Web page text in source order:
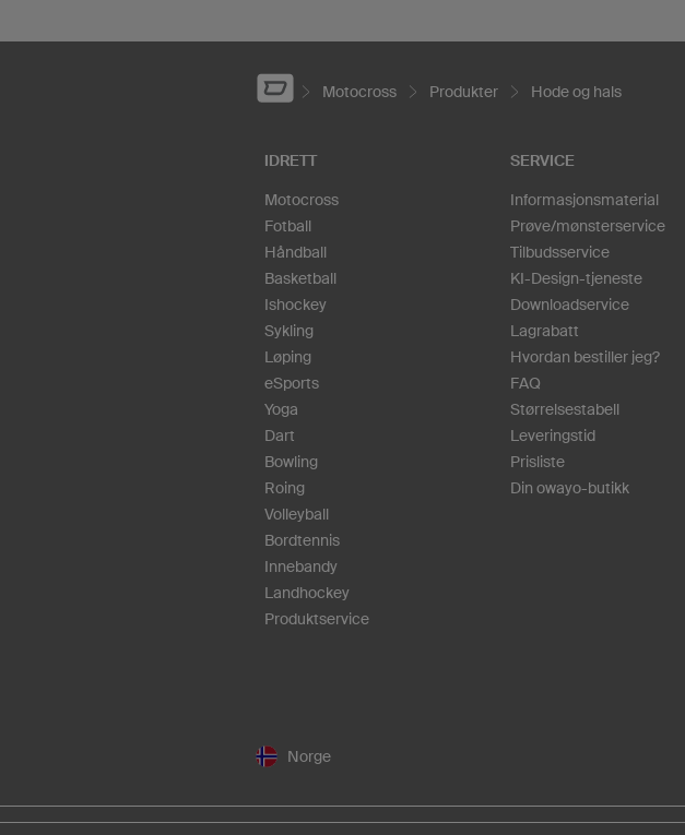
Motocross Produkter Hode og hals
IDRETT
Motocross
Fotball
Håndball
Basketball
Ishockey
Sykling
Løping
eSports
Yoga
Dart
Bowling
Roing
Volleyball
Bordtennis
Innebandy
Landhockey
Produktservice
SERVICE
Informasjonsmaterial
Prøve/mønsterservice
Tilbudsservice
KI-Design-tjeneste
Downloadservice
Lagrabatt
Hvordan bestiller jeg?
FAQ
Størrelsestabell
Leveringstid
Prisliste
Din owayo-butikk
Norge